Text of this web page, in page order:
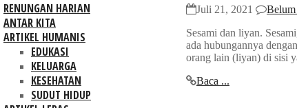
RENUNGAN HARIAN
ANTAR KITA
ARTIKEL HUMANIS
EDUKASI
KELUARGA
KESEHATAN
SUDUT HIDUP
Juli 21, 2021 Belum
Sesami dan liyan.
ada hubungannya
orang lain (liyan) di sisi
Baca ...